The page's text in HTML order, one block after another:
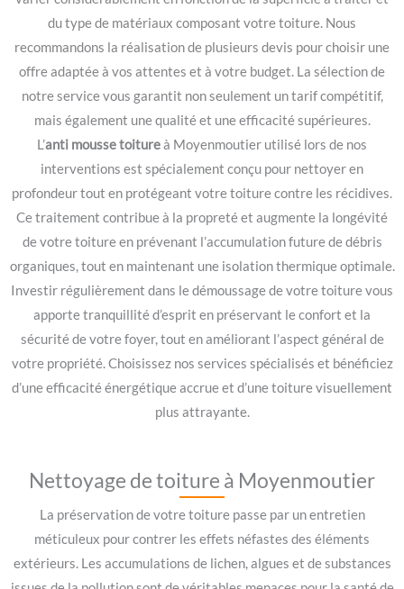
du type de matériaux composant votre toiture. Nous
recommandons la réalisation de plusieurs devis pour choisir une
offre adaptée à vos attentes et à votre budget. La sélection de
notre service vous garantit non seulement un tarif compétitif,
mais également une qualité et une efficacité supérieures.
L’anti mousse toitureà Moyenmoutier utilisé lors de nos
interventions est spécialement conçu pour nettoyer en
profondeur tout en protégeant votre toiture contre les récidives.
Ce traitement contribue à la propreté et augmente la longévité
de votre toiture en prévenant l’accumulation future de débris
organiques, tout en maintenant une isolation thermique optimale.
Investir régulièrement dans le démoussage de votre toiture vous
apporte tranquillité d’esprit en préservant le confort et la
sécurité de votre foyer, tout en améliorant l’aspect général de
votre propriété. Choisissez nos services spécialisés et bénéficiez
d’une efficacité énergétique accrue et d’une toiture visuellement
plus attrayante.
Nettoyage de toiture à Moyenmoutier
La préservation de votre toiture passe par un entretien
méticuleux pour contrer les effets néfastes des éléments
extérieurs. Les accumulations de lichen, algues et de substances